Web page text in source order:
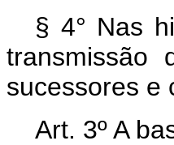
§ 4° Nas
transmissão
sucessores e
Art. 3º A